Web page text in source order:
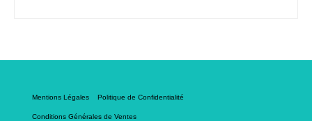
Mentions Légales Politique de Confidentialité
Conditions Générales de Ventes